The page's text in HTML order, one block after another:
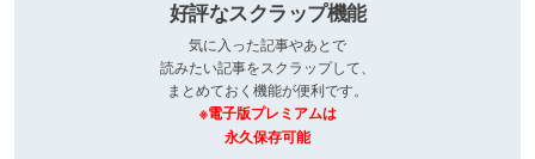
好評なスクラップ機能
気に入った記事やあとで
読みたい記事をスクラップして、
まとめておく機能が便利です。
※電子版プレミアムは
永久保存可能